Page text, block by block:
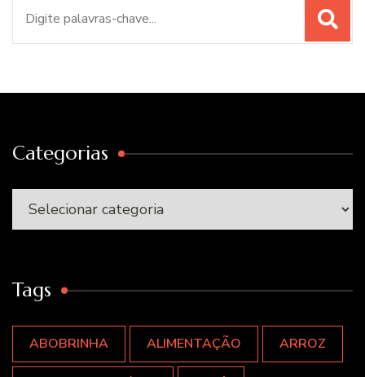
Categorias
Categorias
Tags
ABOBRINHA ALIMENTAÇÃO ARROZ